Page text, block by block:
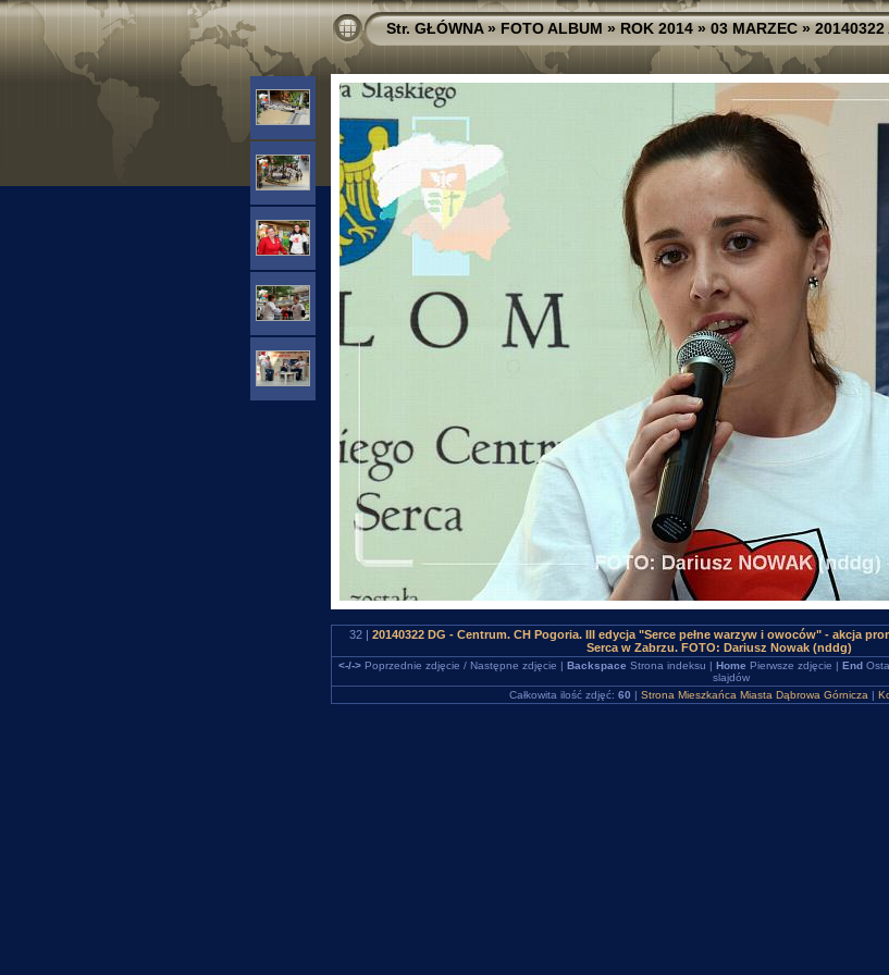
Str. GŁÓWNA»FOTO ALBUM»ROK 2014»03 MARZEC»20140322
32 | 20140322 DG - Centrum. CH Pogoria. III edycja "Serce pełne warzyw i owoców" - akcja
Serca w Zabrzu. FOTO: Dariusz Nowak (nddg)
<-/->Poprzednie zdjęcie / Następne zdjęcie | Backspace Strona indeksu | Home Pierwsze zdjęcie | End
slajdów
Całkowita ilość zdjęć: 60 | Strona Mieszkańca Miasta Dąbrowa Górnicza |